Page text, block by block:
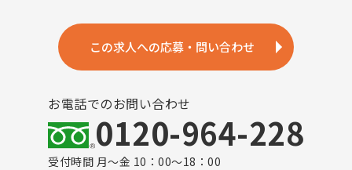
この求人への応募・問い合わせ
お電話でのお問い合わせ
0120-964-228
受付時間 月～金 10：00～18：00